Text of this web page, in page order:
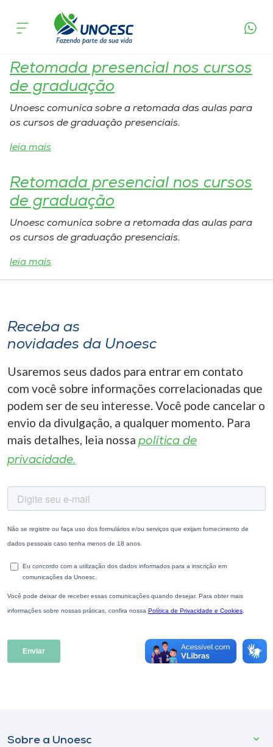
Cursos
Onde estamos
Unoesc
Internacionalização
Diplomados
Cultura
CPA
Biblioteca
Store
Selecione
A-
Local:Xaxim
Retomada presencial nos cursos
de graduação
Unoesc comunica sobre a retomada das aulas para
os cursos de graduação presenciais.
leia mais
Retomada presencial nos cursos
de graduação
Unoesc comunica sobre a retomada das aulas para
os cursos de graduação presenciais.
leia mais
Receba as
novidades da Unoesc
Usaremos seus dados para entrar em contato
com você sobre informações correlacionadas que
podem ser de seu interesse. Você pode cancelar o
envio da divulgação, a qualquer momento. Para
mais detalhes, leia nossa política de
privacidade.
Sobre a Unoesc